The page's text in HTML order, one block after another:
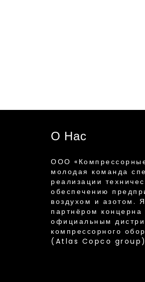
О Нас
ООО
молодая команда
реализации
обеспечению
воздухом и азотом.
партнёром
официальным
компрессорного
(Atlas Copco